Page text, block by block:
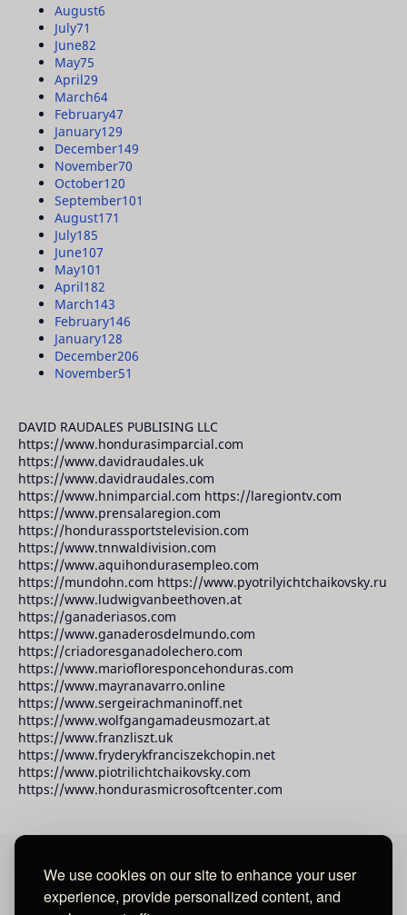
We use cookies on our site to enhance your user
experience, provide personalized content, and
August6
July71
June82
May75
April29
March64
February47
January129
December149
November70
October120
September101
August171
July185
June107
May101
April182
March143
February146
January128
December206
November51
DAVID RAUDALES PUBLISING LLC
https://www.hondurasimparcial.com
https://www.davidraudales.uk
https://www.davidraudales.com
https://www.hnimparcial.com https://laregiontv.com
https://www.prensalaregion.com
https://hondurassportstelevision.com
https://www.tnnwaldivision.com
https://www.aquihondurasempleo.com
https://mundohn.com https://www.pyotrilyichtchaikovsky.ru
https://www.ludwigvanbeethoven.at
https://ganaderiasos.com
https://www.ganaderosdelmundo.com
https://criadoresganadolechero.com
https://www.mariofloresponcehonduras.com
https://www.mayranavarro.online
https://www.sergeirachmaninoff.net
https://www.wolfgangamadeusmozart.at
https://www.franzliszt.uk
https://www.fryderykfranciszekchopin.net
https://www.piotrilichtchaikovsky.com
https://www.hondurasmicrosoftcenter.com
David Raudales Publishing LLC